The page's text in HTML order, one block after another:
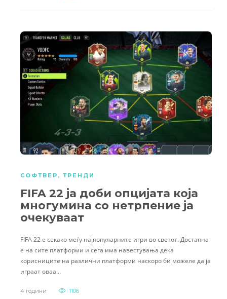
СОФТВЕР , ТРЕНДИ
FIFA 22 ја доби опцијата која
многумина со нетрпение ја
очекуваат
FIFA 22 е секако меѓу најпопуларните игри во светот. Достапна
е на сите платформи и сега има навестувања дека
корисниците на различни платформи наскоро би можеле да ја
играат оваа…
4 години 1106